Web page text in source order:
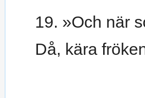
19. »Och när
Då, kära